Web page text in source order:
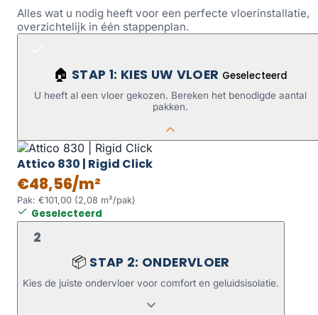
Alles wat u nodig heeft voor een perfecte vloerinstallatie,
overzichtelijk in één stappenplan.
🏠 STAP 1: KIES UW VLOER Geselecteerd
U heeft al een vloer gekozen. Bereken het benodigde aantal
pakken.
Attico 830 | Rigid Click
€48,56/m²
Pak: €101,00 (2,08 m²/pak)
Geselecteerd
2
📦 STAP 2: ONDERVLOER
Kies de juiste ondervloer voor comfort en geluidsisolatie.